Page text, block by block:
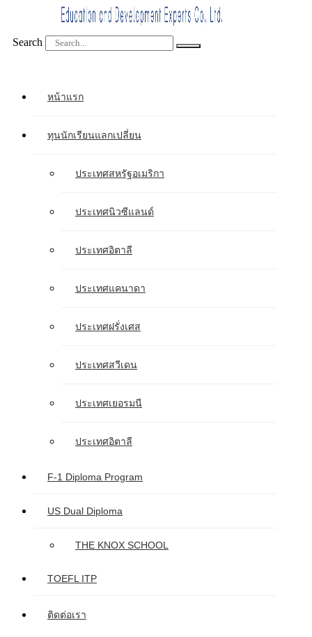
Search
หน้าแรก
ทุนนักเรียนแลกเปลี่ยน
ประเทศสหรัฐอเมริกา
ประเทศนิวซีแลนด์
ประเทศอิตาลี
ประเทศแคนาดา
ประเทศฝรั่งเศส
ประเทศสวีเดน
ประเทศเยอรมนี
ประเทศอิตาลี
F-1 Diploma Program
US Dual Diploma
THE KNOX SCHOOL
TOEFL ITP
ติดต่อเรา